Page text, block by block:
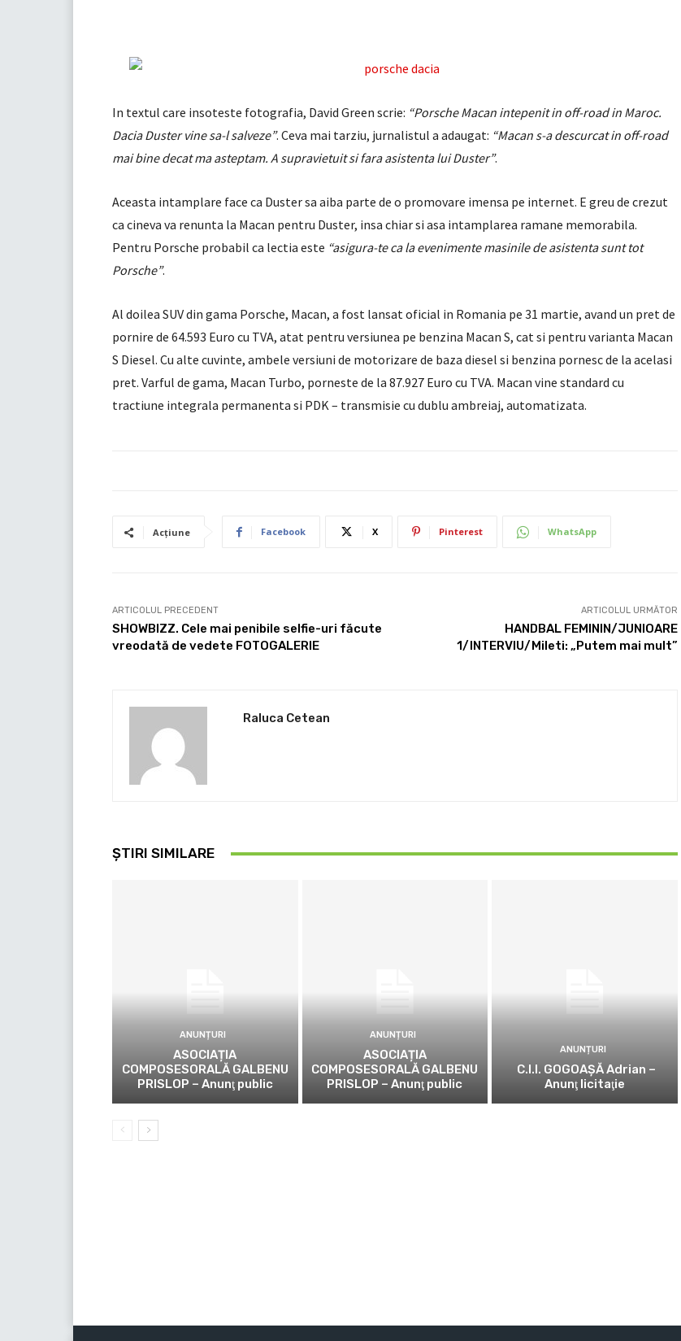
In textul care insoteste fotografia, David Green scrie: “Porsche Macan intepenit in off-road in Maroc.
Dacia Duster vine sa-l salveze”. Ceva mai tarziu, jurnalistul a adaugat: “Macan s-a descurcat in off-road
mai bine decat ma asteptam. A supravietuit si fara asistenta lui Duster”.
Aceasta intamplare face ca Duster sa aiba parte de o promovare imensa pe internet. E greu de crezut
ca cineva va renunta la Macan pentru Duster, insa chiar si asa intamplarea ramane memorabila.
Pentru Porsche probabil ca lectia este “asigura-te ca la evenimente masinile de asistenta sunt tot
Porsche”.
Al doilea SUV din gama Porsche, Macan, a fost lansat oficial in Romania pe 31 martie, avand un pret de
pornire de 64.593 Euro cu TVA, atat pentru versiunea pe benzina Macan S, cat si pentru varianta Macan
S Diesel. Cu alte cuvinte, ambele versiuni de motorizare de baza diesel si benzina pornesc de la acelasi
pret. Varful de gama, Macan Turbo, porneste de la 87.927 Euro cu TVA. Macan vine standard cu
tractiune integrala permanenta si PDK – transmisie cu dublu ambreiaj, automatizata.
Acțiune Facebook X Pinterest WhatsApp
ARTICOLUL PRECEDENT
SHOWBIZZ. Cele mai penibile selfie-uri făcute
vreodată de vedete FOTOGALERIE
ARTICOLUL URMĂTOR
HANDBAL FEMININ/JUNIOARE
1/INTERVIU/Mileti: „Putem mai mult”
Raluca Cetean
ȘTIRI SIMILARE
ANUNȚURI
ASOCIAȚIA
COMPOSESORALĂ GALBENU
PRISLOP – Anunţ public
ANUNȚURI
ASOCIAȚIA
COMPOSESORALĂ GALBENU
PRISLOP – Anunţ public
ANUNȚURI
C.I.I. GOGOAŞĂ Adrian –
Anunţ licitaţie